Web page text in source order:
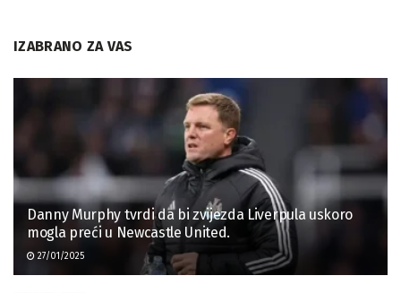
IZABRANO ZA VAS
Danny Murphy tvrdi da bi zvijezda Liverpula uskoro
mogla preći u Newcastle United.
27/01/2025